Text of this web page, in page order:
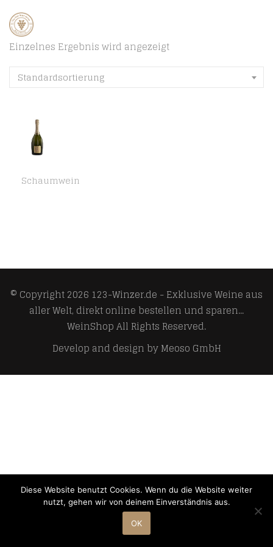
Einzelnes Ergebnis wird angezeigt
Standardsortierung
Schaumwein
© Copyright 2026 123-Winzer.de - Exklusive Weine aus
aller Welt, direkt online bestellen und sparen...
WeinShopAll Rights Reserved.
Develop and design byMeoso GmbH
Diese Website benutzt Cookies. Wenn du die Website weiter
nutzt, gehen wir von deinem Einverständnis aus.
OK